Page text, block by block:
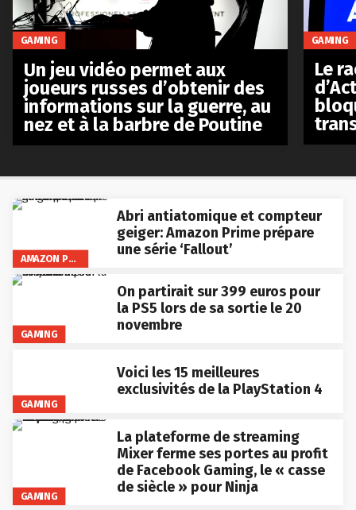
AMAZON PRIME VIDEO
Abri antiatomique et compteur
geiger: Amazon Prime prépare
une série ‘Fallout’
GAMING
On partirait sur 399 euros pour
la PS5 lors de sa sortie le 20
novembre
GAMING
Voici les 15 meilleures
exclusivités de la PlayStation 4
GAMING
La plateforme de streaming
Mixer ferme ses portes au profit
de Facebook Gaming, le « casse
de siècle » pour Ninja
GAMING
Un jeu vidéo permet aux
joueurs russes d’obtenir des
informations sur la guerre, au
nez et à la barbre de Poutine
GAMING
Le